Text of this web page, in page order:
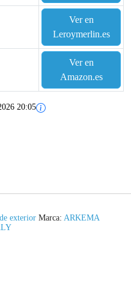
Ver en
Leroymerlin.es
Ver en
Amazon.es
20:05
exterior Marca: ARKEMA